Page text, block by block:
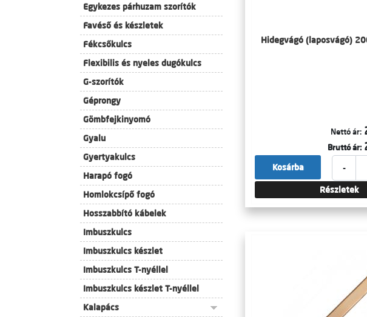
Egykezes párhuzam szorítók
Favéső és készletek
Fékcsőkulcs
Flexibilis és nyeles dugókulcs
G-szorítók
Géprongy
Gömbfejkinyomó
Gyalu
Gyertyakulcs
Harapó fogó
Homlokcsípő fogó
Hosszabbító kábelek
Imbuszkulcs
Imbuszkulcs készlet
Imbuszkulcs T-nyéllel
Imbuszkulcs készlet T-nyéllel
Kalapács
Hidegvágó (laposvágó)
Nettó ár:
Bruttó ár:
-
Kosárba
Részletek